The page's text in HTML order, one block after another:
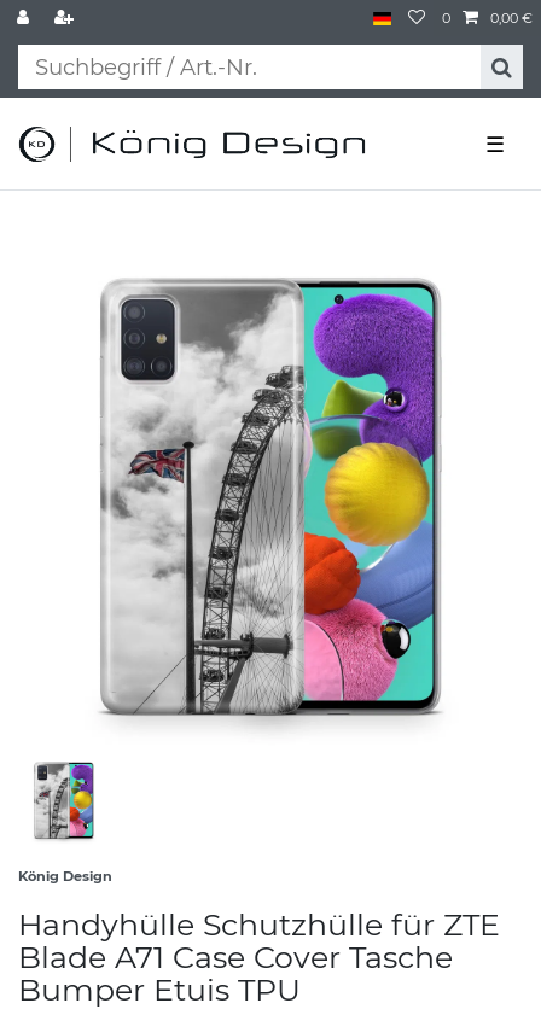
0 0,00 €
☰
König Design
Handyhülle Schutzhülle für ZTE
Blade A71 Case Cover Tasche
Bumper Etuis TPU